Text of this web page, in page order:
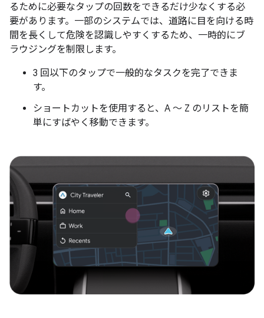
るために必要なタップの回数をできるだけ少なくする必
要があります。一部のシステムでは、道路に目を向ける時
間を長くして危険を認識しやすくするため、一時的にブ
ラウジングを制限します。
3 回以下のタップで一般的なタスクを完了できま
す。
ショートカットを使用すると、A ～ Z のリストを簡
単にすばやく移動できます。